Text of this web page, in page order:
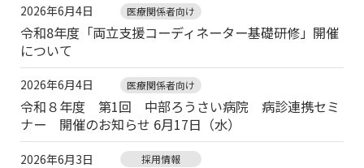
2026年6月4日 医療関係者向け
令和8年度「両立支援コーディネーター基礎研修」開催
について
2026年6月4日 医療関係者向け
令和８年度 第1回 中部ろうさい病院 病診連携セミ
ナー 開催のお知らせ 6月17日（水）
2026年6月3日 採用情報